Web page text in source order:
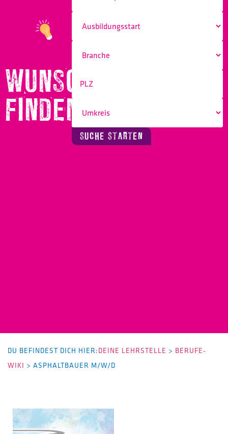
WUNSCHBERUF
FINDEN!
SUCHE STARTEN
DU BEFINDEST DICH HIER:DEINE LEHRSTELLE > BERUFE-
WIKI > ASPHALTBAUER M/W/D